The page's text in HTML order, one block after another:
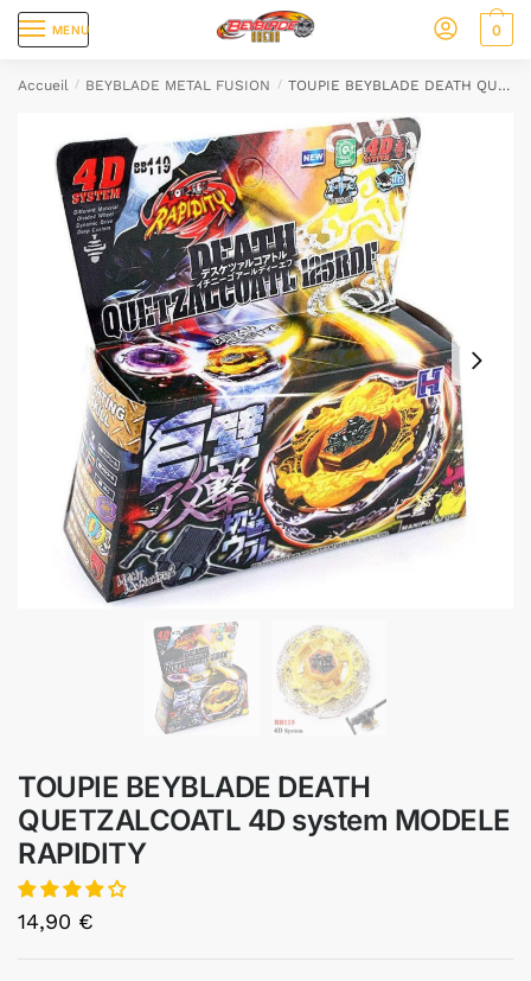
MENU 0
Accueil / BEYBLADE METAL FUSION / TOUPIE BEYBLADE DEATH QUETZALCOATL 4D system MODELE RAPIDITY
TOUPIE BEYBLADE DEATH
QUETZALCOATL 4D system MODELE
RAPIDITY
14,90 €